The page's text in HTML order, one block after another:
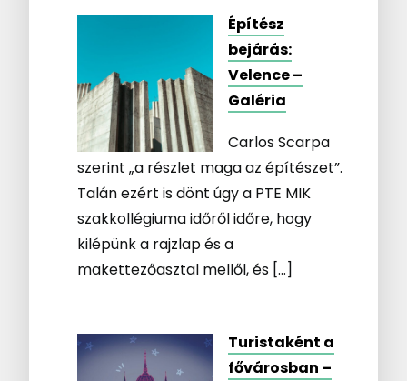
Építész
bejárás:
Velence –
Galéria
Carlos Scarpa
szerint „a részlet maga az építészet”.
Talán ezért is dönt úgy a PTE MIK
szakkollégiuma időről időre, hogy
kilépünk a rajzlap és a
makettezőasztal mellől, és […]
Turistaként a
fővárosban –